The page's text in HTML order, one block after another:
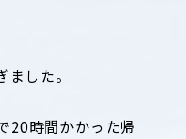
した。
20時間かかった帰